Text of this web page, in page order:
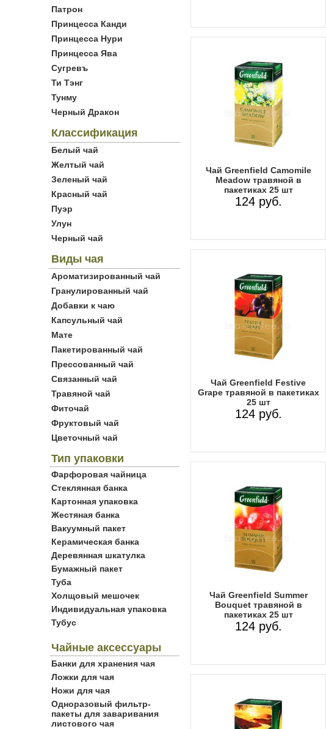
Патрон
Принцесса Канди
Принцесса Нури
Принцесса Ява
Сугревъ
Ти Тэнг
Тунму
Черный Дракон
Классификация
Белый чай
Желтый чай
Зеленый чай
Красный чай
Пуэр
Улун
Черный чай
Виды чая
Ароматизированный чай
Гранулированный чай
Добавки к чаю
Капсульный чай
Мате
Пакетированный чай
Прессованный чай
Связанный чай
Травяной чай
Фиточай
Фруктовый чай
Цветочный чай
Тип упаковки
Фарфоровая чайница
Стеклянная банка
Картонная упаковка
Жестяная банка
Вакуумный пакет
Керамическая банка
Деревянная шкатулка
Бумажный пакет
Туба
Холщовый мешочек
Индивидуальная упаковка
Тубус
Чайные аксессуары
Банки для хранения чая
Ложки для чая
Ножи для чая
Одноразовый фильтр-
пакеты для заваривания
листового чая
Чай Greenfield Camomile
Meadow травяной в
пакетиках 25 шт
124 руб.
Чай Greenfield Festive
Grape травяной в пакетиках
25 шт
124 руб.
Чай Greenfield Summer
Bouquet травяной в
пакетиках 25 шт
124 руб.